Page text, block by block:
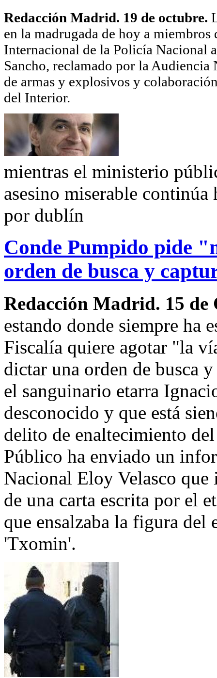
Redacción Madrid. 19 de octubre.
en la madrugada de hoy a
Internacional de la Policía Nacional
Sancho, reclamado por la
de armas y explosivos y
del Interior.
mientras el ministerio
asesino miserable
por dublín
Conde Pumpido pide
orden de busca y
Redacción Madrid. 15
estando donde siempre ha
Fiscalía quiere agotar "la
dictar una orden de busca
el sanguinario etarra
desconocido y que está
delito de enaltecimiento
Público ha enviado un
Nacional Eloy Velasco que
de una carta escrita por el
que ensalzaba la figura
'Txomin'.